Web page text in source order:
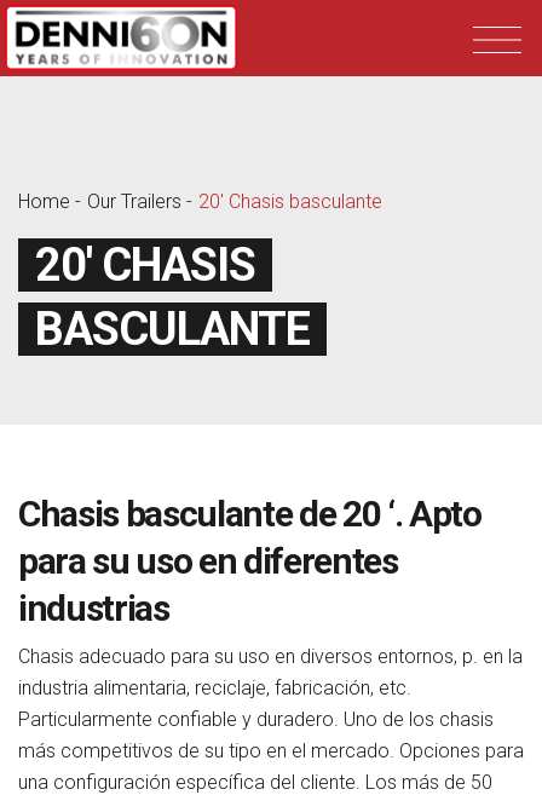
NOTICIAS
CONTACTO
+353 (0)45 866468
Home Our Trailers 20′ Chasis basculante
20′ CHASIS
BASCULANTE
Chasis basculante de 20 ‘. Apto
para su uso en diferentes
industrias
Chasis adecuado para su uso en diversos entornos, p. en la
industria alimentaria, reciclaje, fabricación, etc.
Particularmente confiable y duradero. Uno de los chasis
más competitivos de su tipo en el mercado. Opciones para
una configuración específica del cliente. Los más de 50